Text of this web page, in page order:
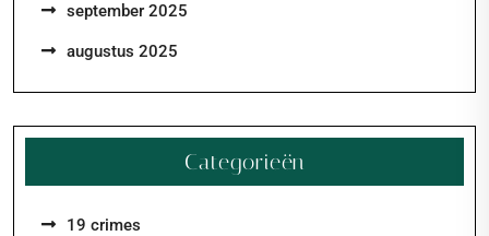
september 2025
augustus 2025
Categorieën
19 crimes